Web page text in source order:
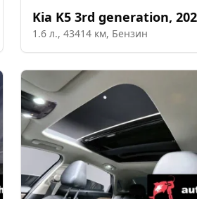
Kia K5 3rd generation,
1.6 л., 43414 км, Бензин